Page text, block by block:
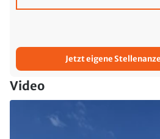
Jetzt eigene
Video